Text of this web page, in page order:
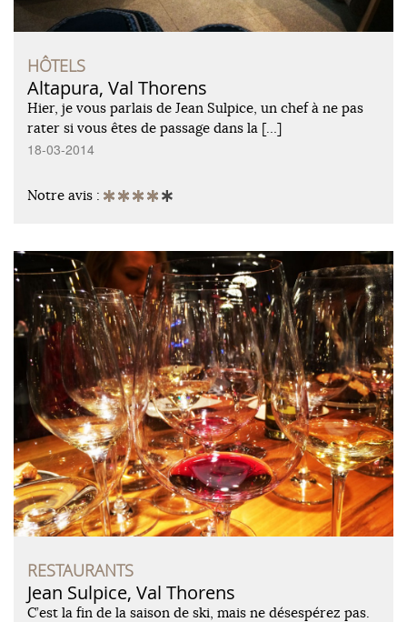
HÔTELS
Altapura, Val Thorens
Hier, je vous parlais de Jean Sulpice, un chef à ne pas
rater si vous êtes de passage dans la […]
18-03-2014
Notre avis :
RESTAURANTS
Jean Sulpice, Val Thorens
C’est la fin de la saison de ski, mais ne désespérez pas.